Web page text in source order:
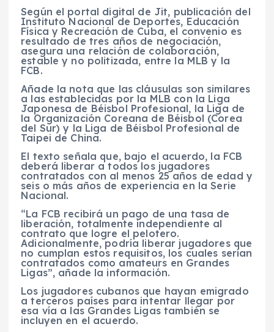
Según el portal digital de Jit, publicación del
Instituto Nacional de Deportes, Educación
Física y Recreación de Cuba, el convenio es
resultado de tres años de negociación,
asegura una relación de colaboración,
estable y no politizada, entre la MLB y la
FCB.
Añade la nota que las cláusulas son similares
a las establecidas por la MLB con la Liga
Japonesa de Béisbol Profesional, la Liga de
la Organización Coreana de Béisbol (Corea
del Sur) y la Liga de Béisbol Profesional de
Taipei de China.
El texto señala que, bajo el acuerdo, la FCB
deberá liberar a todos los jugadores
contratados con al menos 25 años de edad y
seis o más años de experiencia en la Serie
Nacional.
“La FCB recibirá un pago de una tasa de
liberación, totalmente independiente al
contrato que logre el pelotero.
Adicionalmente, podría liberar jugadores que
no cumplan estos requisitos, los cuales serían
contratados como amateurs en Grandes
Ligas”, añade la información.
Los jugadores cubanos que hayan emigrado
a terceros países para intentar llegar por
esa vía a las Grandes Ligas también se
incluyen en el acuerdo.